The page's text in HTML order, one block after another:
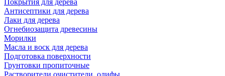
Покрытия для дерева
Антисептики для дерева
Лаки для дерева
Огнебиозащита древесины
Морилки
Масла и воск для дерева
Подготовка поверхности
Грунтовки пропиточные
Растворители,очистители, олифы